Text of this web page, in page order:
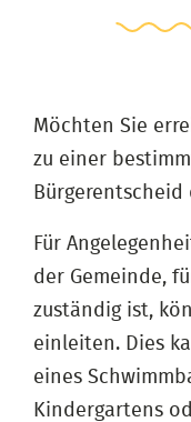
Möchten Sie
zu einer
Für
der Gemeinde,
zuständig ist,
einleiten. Dies
eines
Kindergartens